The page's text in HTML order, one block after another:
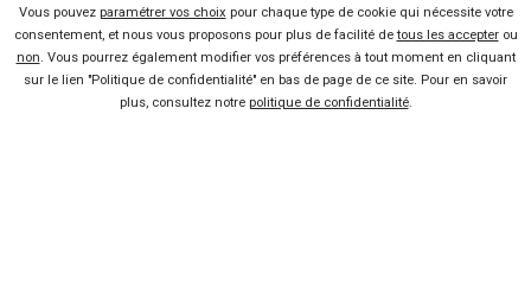
Voiture pas chère
Mandataire auto
Vous pouvez paramétrer vos choix pour chaque type de cookie qui nécessite votre
consentement, et nous vous proposons pour plus de facilité detous les accepterou
non. Vous pourrez également modifier vos préférences à tout moment en cliquant
sur le lien "Politique de confidentialité" en bas de page de ce site. Pour en savoir
plus, consultez notre politique de confidentialité.